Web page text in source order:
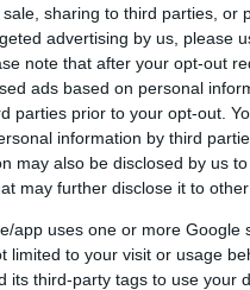
sharing to third parties, or
advertising by us, please
note that after your opt-out
ads based on personal
parties prior to your opt-out.
information by third
may also be disclosed by us
may further disclose it to
app uses one or more
limited to your visit or usage
its third-party tags to use your
σε μια πόλη που
και ιστορικά ήταν
της νέας δημοτικής
να ξεχωρίσουν.